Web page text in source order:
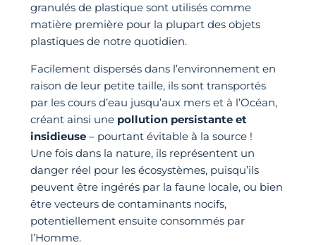
granulés de plastique sont utilisés comme
matière première pour la plupart des objets
plastiques de notre quotidien.
Facilement dispersés dans l’environnement en
raison de leur petite taille, ils sont transportés
par les cours d’eau jusqu’aux mers et à l’Océan,
créant ainsi une pollution persistante et
insidieuse– pourtant évitable à la source !
Une fois dans la nature, ils représentent un
danger réel pour les écosystèmes, puisqu’ils
peuvent être ingérés par la faune locale, ou bien
être vecteurs de contaminants nocifs,
potentiellement ensuite consommés par
l’Homme.